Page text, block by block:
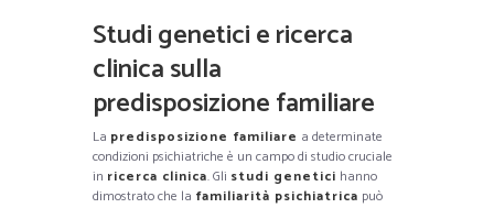
Studi genetici e ricerca
clinica sulla
predisposizione familiare
La predisposizione familiare a determinate
condizioni psichiatriche è un campo di studio cruciale
in ricerca clinica. Gli studi genetici hanno
dimostrato che la familiarità psichiatrica può